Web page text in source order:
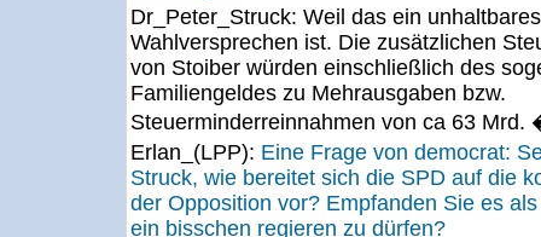
Dr_Peter_Struck: Weil das ein unhaltbares
Wahlversprechen ist. Die zusätzlichen
von Stoiber würden einschließlich des
Familiengeldes zu Mehrausgaben bzw.
Steuerminderreinnahmen von ca 63 Mrd.
Erlan_(LPP): Eine Frage von democrat:
Struck, wie bereitet sich die SPD auf die
der Opposition vor? Empfanden Sie es
ein bisschen regieren zu dürfen?